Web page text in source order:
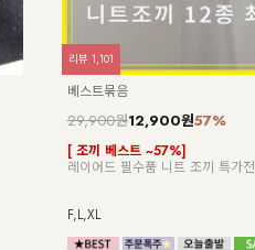
베스트묶음
57%
29,900원12,900원
[ 조끼 베스트 ~57%]
레이어드 필수품 니트 조끼 특가전
F,L,XL
리뷰 1,101